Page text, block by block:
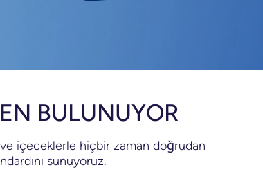
BULUNUYOR
içeceklerle hiçbir zaman doğrudan
sunuyoruz.